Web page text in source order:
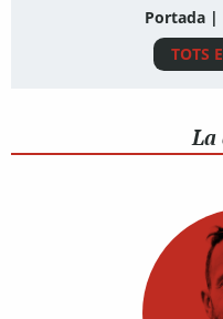
Portada |
TOTS
La